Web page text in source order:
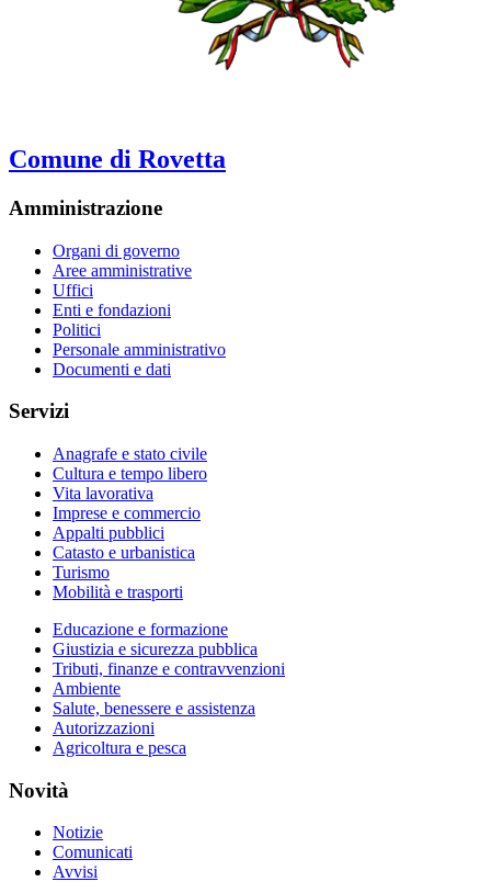
Comune di Rovetta
Amministrazione
Organi di governo
Aree amministrative
Uffici
Enti e fondazioni
Politici
Personale amministrativo
Documenti e dati
Servizi
Anagrafe e stato civile
Cultura e tempo libero
Vita lavorativa
Imprese e commercio
Appalti pubblici
Catasto e urbanistica
Turismo
Mobilità e trasporti
Educazione e formazione
Giustizia e sicurezza pubblica
Tributi, finanze e contravvenzioni
Ambiente
Salute, benessere e assistenza
Autorizzazioni
Agricoltura e pesca
Novità
Notizie
Comunicati
Avvisi